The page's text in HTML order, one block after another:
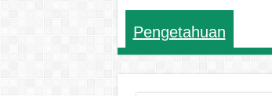
Pengetahuan